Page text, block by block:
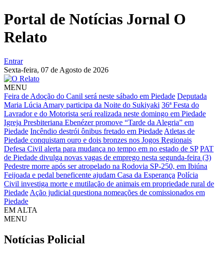
Portal de Notícias Jornal O
Relato
Entrar
Sexta-feira, 07 de Agosto de 2026
MENU
Feira de Adoção do Canil será neste sábado em Piedade Deputada
Maria Lúcia Amary participa da Noite do Sukiyaki 36ª Festa do
Lavrador e do Motorista será realizada neste domingo em Piedade
Igreja Presbiteriana Ebenézer promove “Tarde da Alegria” em
Piedade Incêndio destrói ônibus fretado em Piedade Atletas de
Piedade conquistam ouro e dois bronzes nos Jogos Regionais
Defesa Civil alerta para mudança no tempo em no estado de SP PAT
de Piedade divulga novas vagas de emprego nesta segunda-feira (3)
Pedestre morre após ser atropelado na Rodovia SP-250, em Ibiúna
Feijoada e pedal beneficente ajudam Casa da Esperança Polícia
Civil investiga morte e mutilação de animais em propriedade rural de
Piedade Ação judicial questiona nomeações de comissionados em
Piedade
EM ALTA
MENU
Notícias Policial